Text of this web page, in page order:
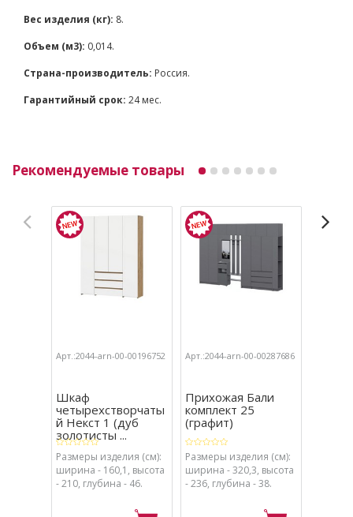
Вес изделия (кг): 8.
Объем (м3): 0,014.
Страна-производитель: Россия.
Гарантийный срок: 24 мес.
Рекомендуемые товары
Арт.:2044-arn-00-00196752
Шкаф
четырехстворчаты
й Некст 1 (дуб
золотисты ...
Размеры изделия (см):
ширина - 160,1, высота
- 210, глубина - 46.
Арт.:2044-arn-00-00287686
Прихожая Бали
комплект 25
(графит)
Размеры изделия (см):
ширина - 320,3, высота
- 236, глубина - 38.